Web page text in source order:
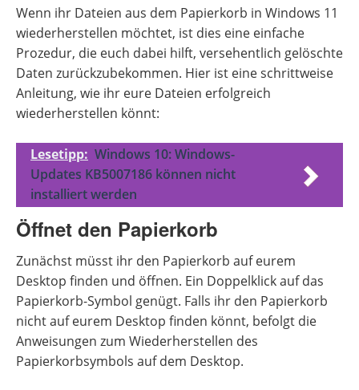
Wenn ihr Dateien aus dem Papierkorb in Windows 11
wiederherstellen möchtet, ist dies eine einfache
Prozedur, die euch dabei hilft, versehentlich gelöschte
Daten zurückzubekommen. Hier ist eine schrittweise
Anleitung, wie ihr eure Dateien erfolgreich
wiederherstellen könnt:
Lesetipp: Windows 10: Windows-
Updates KB5007186 können nicht
installiert werden
Öffnet den Papierkorb
Zunächst müsst ihr den Papierkorb auf eurem
Desktop finden und öffnen. Ein Doppelklick auf das
Papierkorb-Symbol genügt. Falls ihr den Papierkorb
nicht auf eurem Desktop finden könnt, befolgt die
Anweisungen zum Wiederherstellen des
Papierkorbsymbols auf dem Desktop.